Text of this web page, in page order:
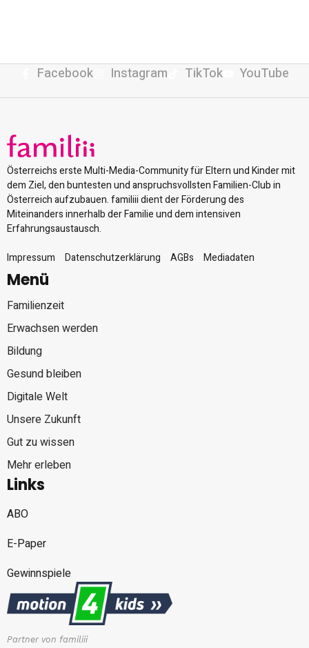
Facebook Instagram TikTok YouTube
Österreichs erste Multi-Media-Community für Eltern und Kinder mit
dem Ziel, den buntesten und anspruchsvollsten Familien-Club in
Österreich aufzubauen. familiii dient der Förderung des
Miteinanders innerhalb der Familie und dem intensiven
Erfahrungsaustausch.
Impressum
Datenschutzerklärung AGBs Mediadaten
Menü
Familienzeit
Erwachsen werden
Bildung
Gesund bleiben
Digitale Welt
Unsere Zukunft
Gut zu wissen
Mehr erleben
Links
ABO
E-Paper
Gewinnspiele
Partner von familiii